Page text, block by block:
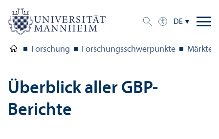
DE
Forschung Forschungs­schwerpunkte Märkte
Über­blick aller GBP-
Berichte